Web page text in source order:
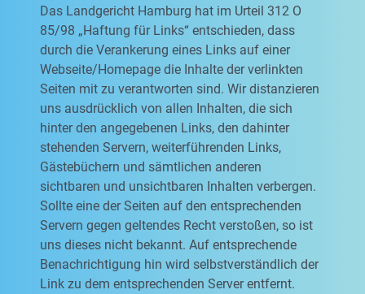
Das Landgericht Hamburg hat im Urteil 312 O
85/98 „Haftung für Links“ entschieden, dass
durch die Verankerung eines Links auf einer
Webseite/Homepage die Inhalte der verlinkten
Seiten mit zu verantworten sind. Wir distanzieren
uns ausdrücklich von allen Inhalten, die sich
hinter den angegebenen Links, den dahinter
stehenden Servern, weiterführenden Links,
Gästebüchern und sämtlichen anderen
sichtbaren und unsichtbaren Inhalten verbergen.
Sollte eine der Seiten auf den entsprechenden
Servern gegen geltendes Recht verstoßen, so ist
uns dieses nicht bekannt. Auf entsprechende
Benachrichtigung hin wird selbstverständlich der
Link zu dem entsprechenden Server entfernt.